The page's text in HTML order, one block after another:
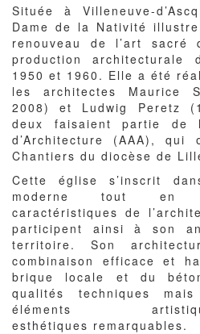
Corps
du
texte
Située à Villeneuve-
Dame de la Nativité
renouveau de l’art sacré
production architecturale
1950 et 1960. Elle a été
les architectes Maurice
2008) et Ludwig Peretz
deux faisaient partie de
d’Architecture (AAA),
Chantiers du diocèse de
Cette église s’inscrit
moderne tout en
caractéristiques de
participent ainsi à son
territoire. Son
combinaison efficace et
brique locale et du
qualités techniques
éléments
esthétiques remarquables.